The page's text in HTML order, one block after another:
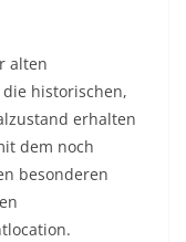
alten
historischen,
erhalten
dem noch
besonderen